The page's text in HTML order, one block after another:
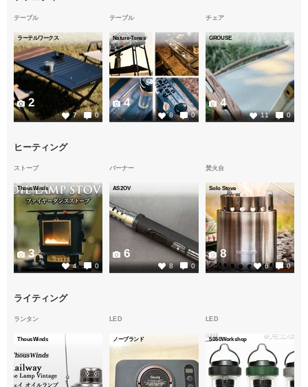
テーブル
ラーテルワークス
7 0
2
テーブル
Nature-Tones
8 0
4
チェア
GROUSE
11 0
4
ヒーティング
ストーブ
ThousWinds
4 0
3
バーナー
AS2OV
8 0
6
焚火台
Solo Stove
6 0
8
ライティング
ランタン
ThousWinds
LED
ノーブランド
LED
5050Workshop